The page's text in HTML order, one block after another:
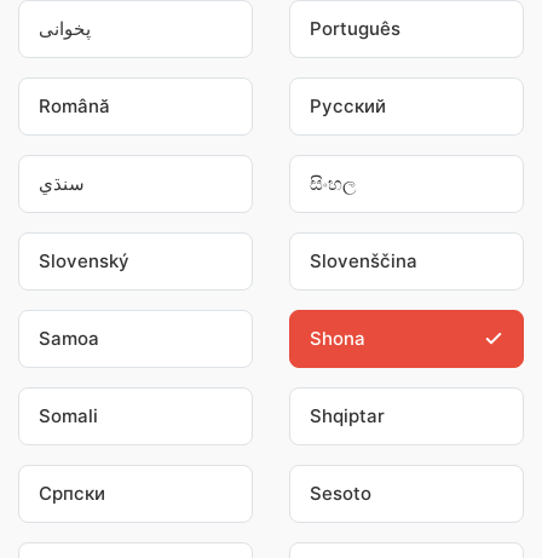
پخوانی Português
Română Pусский
سنڌي සිංහල
Slovenský Slovenščina
Samoa Shona
Somali Shqiptar
Српски Sesoto